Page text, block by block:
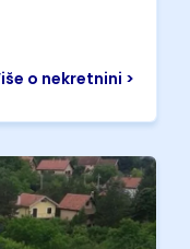
o nekretnini >